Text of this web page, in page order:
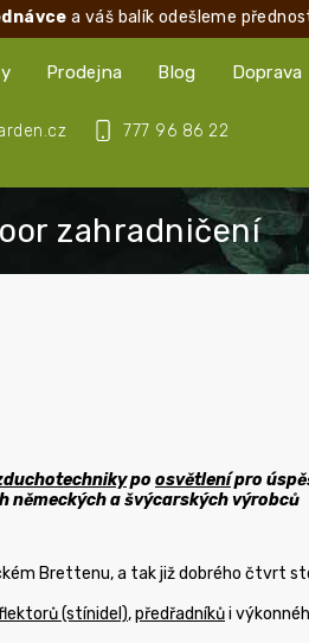
a váš balík odešleme
777 96 86 22
Prodejna Blog Doprava
po osvětlenípro
německých a švýcarských výrobců
Brettenu, a tak již dobrého čtvrt
(stínidel),předřadníkůi